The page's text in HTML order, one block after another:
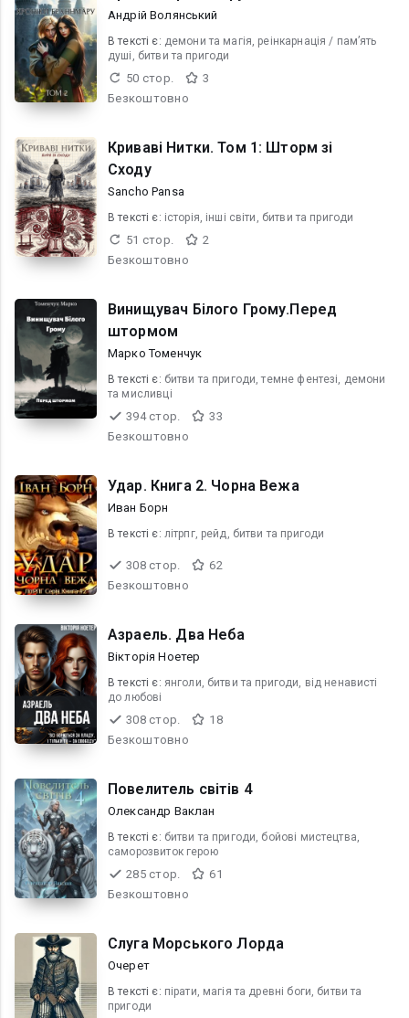
Андрій Волянський
В текcті є: демони та магія, реінкарнація / пам’ять
душі, битви та пригоди
50 стор.
3
Безкоштовно
Криваві Нитки. Том 1: Шторм зі
Сходу
Sancho Pansa
В текcті є: історія, інші світи, битви та пригоди
51 стор.
2
Безкоштовно
Винищувач Білого Грому.Перед
штормом
Марко Томенчук
В текcті є: битви та пригоди, темне фентезі, демони
та мисливці
394 стор.
33
Безкоштовно
Удар. Книга 2. Чорна Вежа
Иван Борн
В текcті є: літрпг, рейд, битви та пригоди
308 стор.
62
Безкоштовно
Азраель. Два Неба
Вікторія Ноетер
В текcті є: янголи, битви та пригоди, від ненависті
до любові
308 стор.
18
Безкоштовно
Повелитель світів 4
Олександр Ваклан
В текcті є: битви та пригоди, бойові мистецтва,
саморозвиток герою
285 стор.
61
Безкоштовно
Слуга Морського Лорда
Очерет
В текcті є: пірати, магія та древні боги, битви та
пригоди